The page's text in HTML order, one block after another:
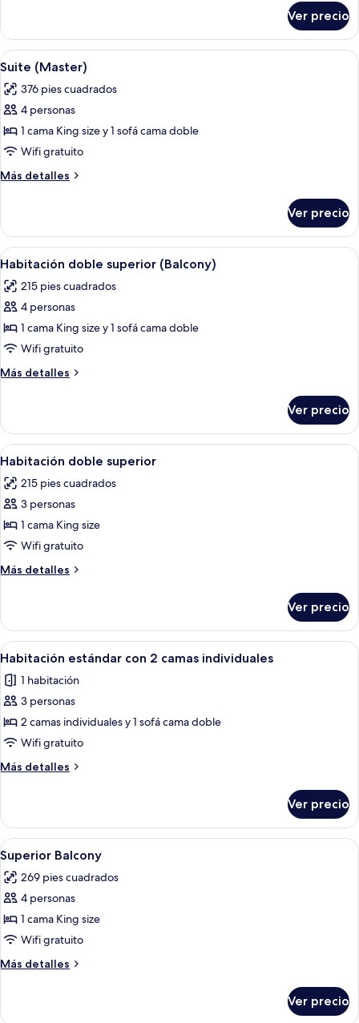
doble
estándar
Ver precio
Abrir
todas
las
fotos
de
Suite
(Master)
Un baño moderno con ducha
10
Suite (Master)
376 pies cuadrados
4 personas
1 cama King size y 1 sofá cama doble
Wifi gratuito
Más detalles
Más
(Master)
Ver precio
Abrir
todas
las
fotos
de
Habitación
doble
superior
Un balcón moderno con sillas de
5
Habitación doble superior (Balcony)
215 pies cuadrados
4 personas
1 cama King size y 1 sofá cama doble
Wifi gratuito
Más detalles
Más
doble
superior
(Balcony)
Ver precio
Abrir
todas
las
fotos
de
Habitación
doble
superior
Un baño moderno con ducha de
10
Habitación doble superior
215 pies cuadrados
3 personas
1 cama King size
Wifi gratuito
Más detalles
Más
doble
superior
Ver precio
Abrir
todas
las
fotos
de
Habitación
estándar
con
camas
individuales
Una habitación de hotel con dos
7
Habitación estándar con 2 camas individuales
1 habitación
3 personas
2 camas individuales y 1 sofá cama doble
Wifi gratuito
Más detalles
Más
estándar
con
2
camas
individuales
Ver precio
Abrir
todas
las
fotos
de
Superior
Balcony
Caja de seguridad en la habitación,
1
Superior Balcony
269 pies cuadrados
4 personas
1 cama King size
Wifi gratuito
Más detalles
Más
Ver precio